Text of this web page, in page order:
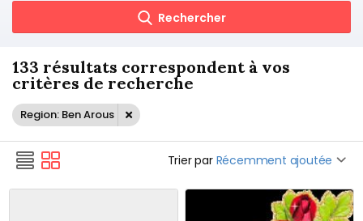
Rechercher
133 résultats correspondent à vos
critères de recherche
Region: Ben Arous
Trier par Récemment ajoutée